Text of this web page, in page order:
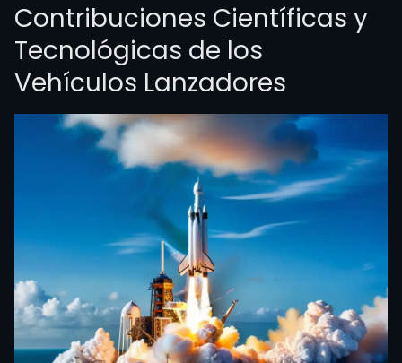
Contribuciones Científicas y
Tecnológicas de los
Vehículos Lanzadores